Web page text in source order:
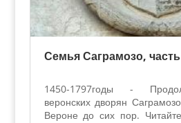
Семья Саграмозо,
1450-1797годы -
веронских дворян
Вероне до сих пор.